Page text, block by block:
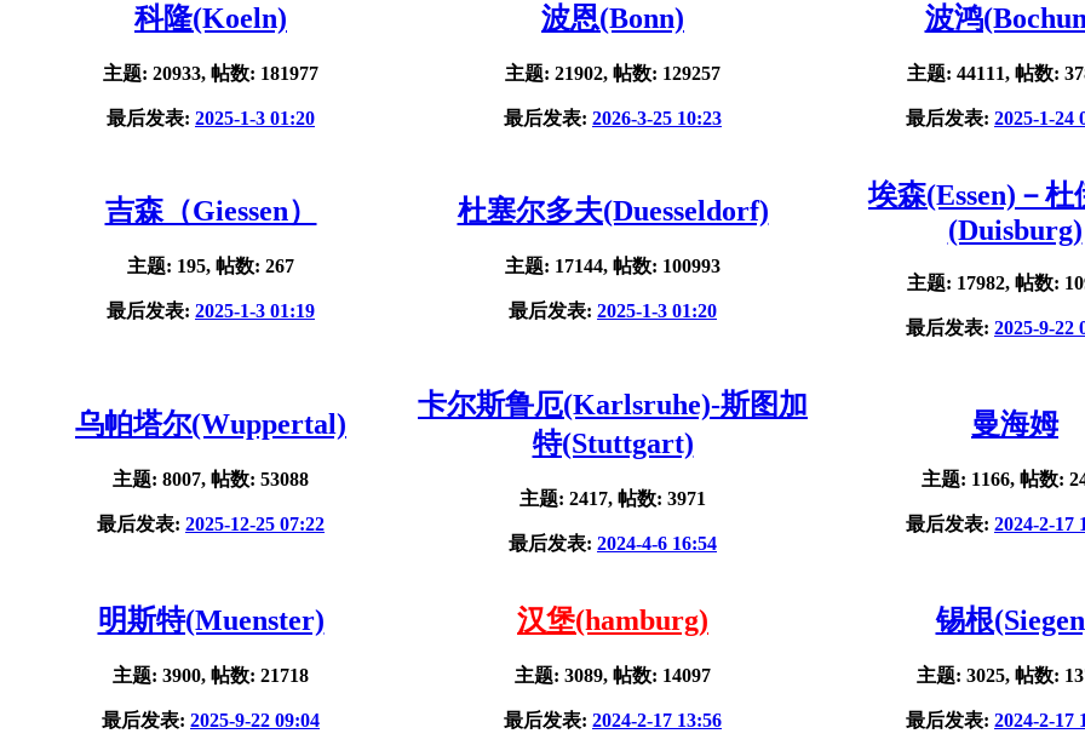
科隆(Koeln)
主题: 20933, 帖数: 181977
最后发表: 2025-1-3 01:20
波恩(Bonn)
主题: 21902, 帖数: 129257
最后发表: 2026-3-25 10:23
波鸿
主题: 44111, 帖数:
最后发表: 2025-1-24
吉森（Giessen）
主题: 195, 帖数: 267
最后发表: 2025-1-3 01:19
杜塞尔多夫(Duesseldorf)
主题: 17144, 帖数: 100993
最后发表: 2025-1-3 01:20
埃森(Essen)－杜
(Duisburg)
主题: 17982, 帖数:
最后发表: 2025-9-22
乌帕塔尔(Wuppertal)
主题: 8007, 帖数: 53088
最后发表: 2025-12-25 07:22
卡尔斯鲁厄(Karlsruhe)-斯图加
特(Stuttgart)
主题: 2417, 帖数: 3971
最后发表: 2024-4-6 16:54
曼海姆
主题: 1166, 帖数:
最后发表: 2024-2-17
明斯特(Muenster)
主题: 3900, 帖数: 21718
最后发表: 2025-9-22 09:04
汉堡(hamburg)
主题: 3089, 帖数: 14097
最后发表: 2024-2-17 13:56
锡根
主题: 3025, 帖数:
最后发表: 2024-2-17